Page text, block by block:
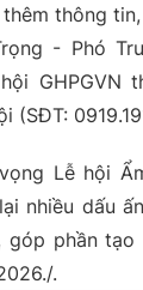
thông
- Phó
GHPGVN
(SĐT:
Lễ hội
nhiều dấu
góp phần tạo
.